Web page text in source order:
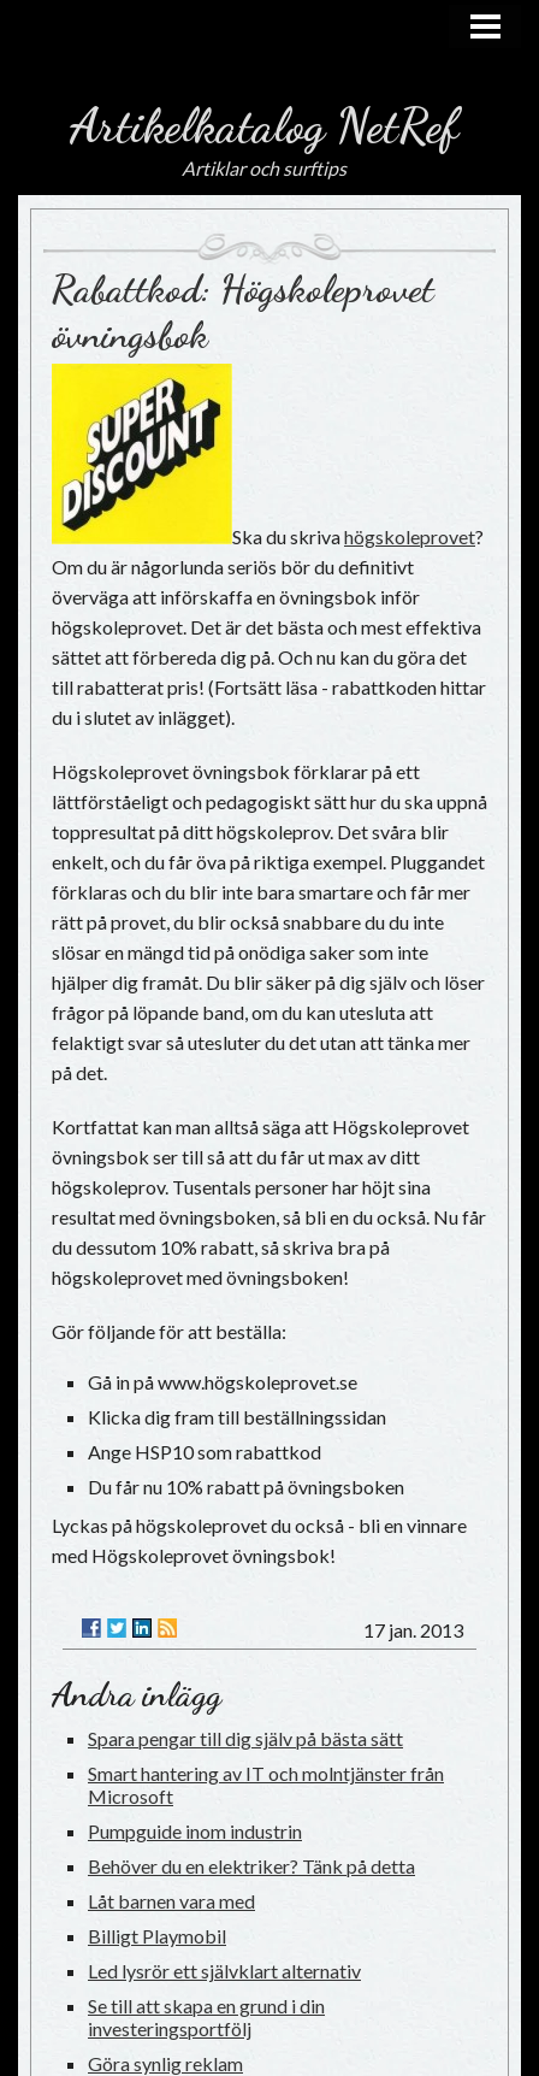
Artikelkatalog NetRef
Artiklar och surftips
Rabattkod: Högskoleprovet
övningsbok
Ska du skrivahögskoleprovet?
Om du är någorlunda seriös bör du definitivt
överväga att införskaffa en övningsbok inför
högskoleprovet. Det är det bästa och mest effektiva
sättet att förbereda dig på. Och nu kan du göra det
till rabatterat pris! (Fortsätt läsa - rabattkoden hittar
du i slutet av inlägget).
Högskoleprovet övningsbok förklarar på ett
lättförståeligt och pedagogiskt sätt hur du ska uppnå
toppresultat på ditt högskoleprov. Det svåra blir
enkelt, och du får öva på riktiga exempel. Pluggandet
förklaras och du blir inte bara smartare och får mer
rätt på provet, du blir också snabbare du du inte
slösar en mängd tid på onödiga saker som inte
hjälper dig framåt. Du blir säker på dig själv och löser
frågor på löpande band, om du kan utesluta att
felaktigt svar så utesluter du det utan att tänka mer
på det.
Kortfattat kan man alltså säga att Högskoleprovet
övningsbok ser till så att du får ut max av ditt
högskoleprov. Tusentals personer har höjt sina
resultat med övningsboken, så bli en du också. Nu får
du dessutom 10% rabatt, så skriva bra på
högskoleprovet med övningsboken!
Gör följande för att beställa:
Gå in på www.högskoleprovet.se
Klicka dig fram till beställningssidan
Ange HSP10 som rabattkod
Du får nu 10% rabatt på övningsboken
Lyckas på högskoleprovet du också - bli en vinnare
med Högskoleprovet övningsbok!
17 jan. 2013
Andra inlägg
Spara pengar till dig själv på bästa sätt
Smart hantering av IT och molntjänster från
Microsoft
Pumpguide inom industrin
Behöver du en elektriker? Tänk på detta
Låt barnen vara med
Billigt Playmobil
Led lysrör ett självklart alternativ
Se till att skapa en grund i din
investeringsportfölj
Göra synlig reklam